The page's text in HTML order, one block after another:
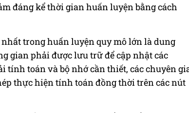
đáng kể thời gian huấn luyện bằng cách
trong huấn luyện quy mô lớn là dung
gian phải được lưu trữ để cập nhật các
tính toán và bộ nhớ cần thiết, các chuyên
thực hiện tính toán đồng thời trên các nút